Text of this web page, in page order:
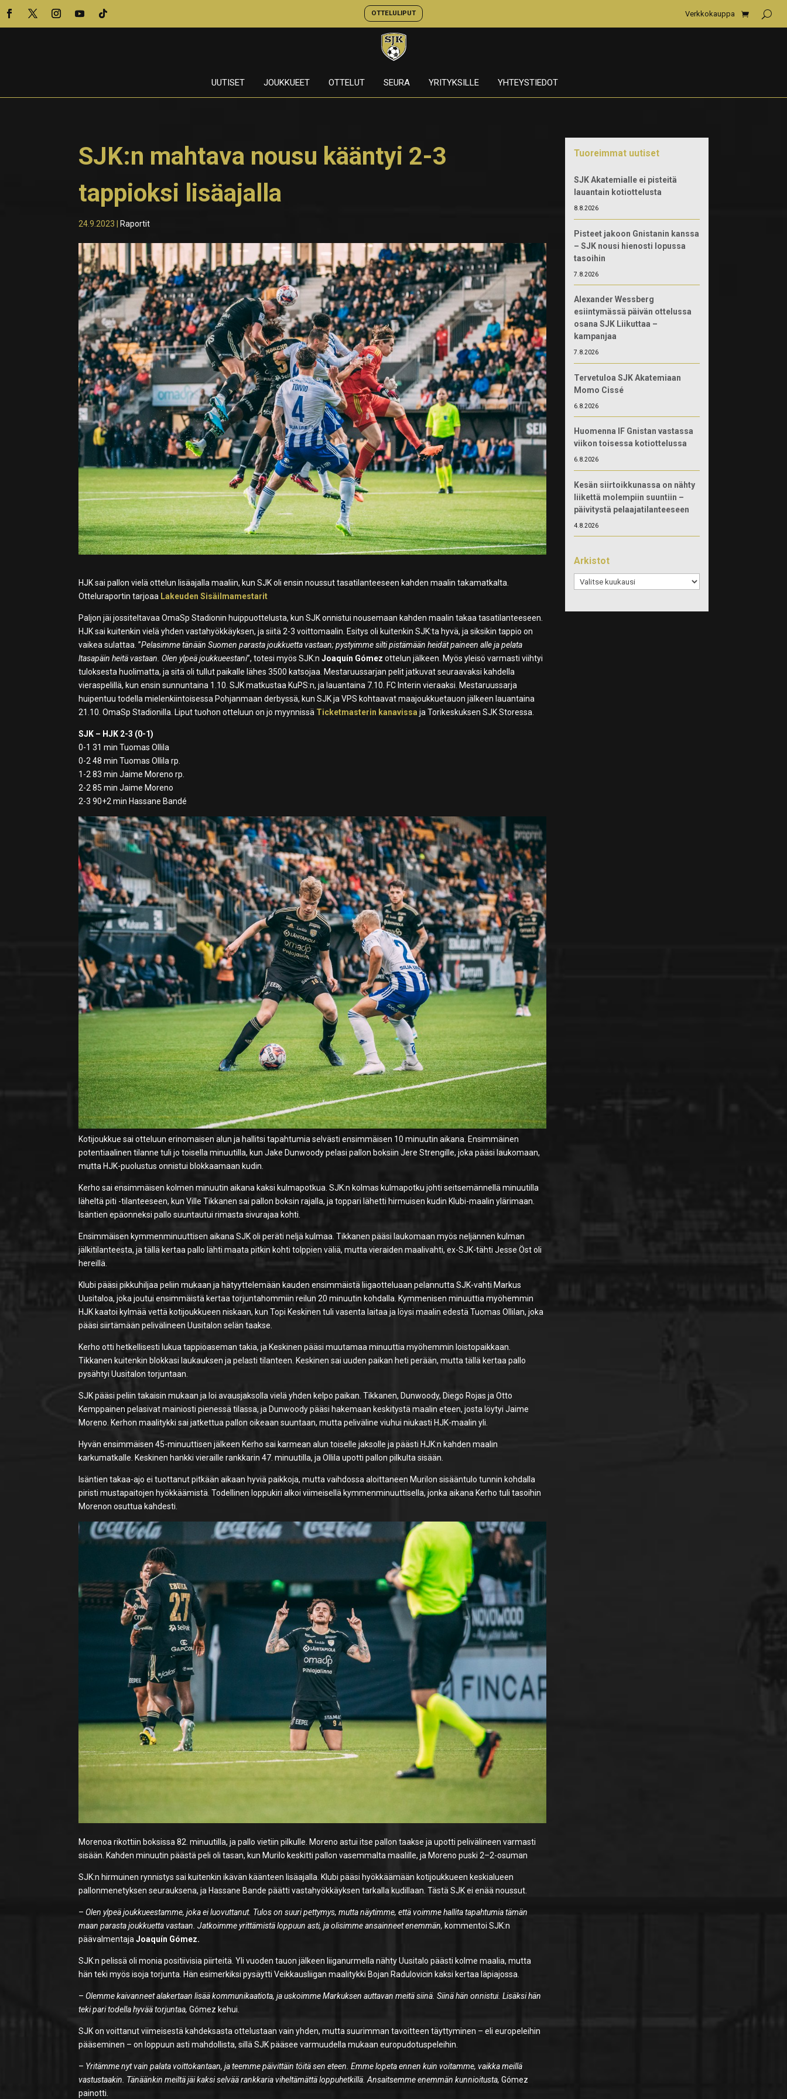
OTTELULIPUT Verkkokauppa
UUTISET JOUKKUEET OTTELUT SEURA YRITYKSILLE YHTEYSTIEDOT
SJK:n mahtava nousu kääntyi 2-3
tappioksi lisäajalla
24.9.2023 Raportit
HJK sai pallon vielä ottelun lisäajalla maaliin, kun SJK oli ensin noussut tasatilanteeseen kahden maalin takamatkalta.
Otteluraportin tarjoaa Lakeuden Sisäilmamestarit
Paljon jäi jossiteltavaa OmaSp Stadionin huippuottelusta, kun SJK onnistui nousemaan kahden maalin takaa tasatilanteeseen.
HJK sai kuitenkin vielä yhden vastahyökkäyksen, ja siitä 2-3 voittomaalin. Esitys oli kuitenkin SJK:ta hyvä, ja siksikin tappio on
vaikea sulattaa. ”Pelasimme tänään Suomen parasta joukkuetta vastaan; pystyimme silti pistämään heidät paineen alle ja pelata
ltasapäin heitä vastaan. Olen ylpeä joukkueestani”, totesi myös SJK:nJoaquín Gómez ottelun jälkeen. Myös yleisö varmasti viihtyi
tuloksesta huolimatta, ja sitä oli tullut paikalle lähes 3500 katsojaa. Mestaruussarjan pelit jatkuvat seuraavaksi kahdella
vieraspelillä, kun ensin sunnuntaina 1.10. SJK matkustaa KuPS:n, ja lauantaina 7.10. FC Interin vieraaksi. Mestaruussarja
huipentuu todella mielenkiintoisessa Pohjanmaan derbyssä, kun SJK ja VPS kohtaavat maajoukkuetauon jälkeen lauantaina
21.10. OmaSp Stadionilla. Liput tuohon otteluun on jo myynnissä Ticketmasterin kanavissa ja Torikeskuksen SJK Storessa.
SJK – HJK 2-3 (0-1)
0-1 31 min Tuomas Ollila
0-2 48 min Tuomas Ollila rp.
1-2 83 min Jaime Moreno rp.
2-2 85 min Jaime Moreno
2-3 90+2 min Hassane Bandé
Kotijoukkue sai otteluun erinomaisen alun ja hallitsi tapahtumia selvästi ensimmäisen 10 minuutin aikana. Ensimmäinen
potentiaalinen tilanne tuli jo toisella minuutilla, kun Jake Dunwoody pelasi pallon boksiin Jere Strengille, joka pääsi laukomaan,
mutta HJK-puolustus onnistui blokkaamaan kudin.
Kerho sai ensimmäisen kolmen minuutin aikana kaksi kulmapotkua. SJK:n kolmas kulmapotku johti seitsemännellä minuutilla
läheltä piti -tilanteeseen, kun Ville Tikkanen sai pallon boksin rajalla, ja toppari lähetti hirmuisen kudin Klubi-maalin ylärimaan.
Isäntien epäonneksi pallo suuntautui rimasta sivurajaa kohti.
Ensimmäisen kymmenminuuttisen aikana SJK oli peräti neljä kulmaa. Tikkanen pääsi laukomaan myös neljännen kulman
jälkitilanteesta, ja tällä kertaa pallo lähti maata pitkin kohti tolppien väliä, mutta vieraiden maalivahti, ex-SJK-tähti Jesse Öst oli
hereillä.
Klubi pääsi pikkuhiljaa peliin mukaan ja hätyyttelemään kauden ensimmäistä liigaotteluaan pelannutta SJK-vahti Markus
Uusitaloa, joka joutui ensimmäistä kertaa torjuntahommiin reilun 20 minuutin kohdalla. Kymmenisen minuuttia myöhemmin
HJK kaatoi kylmää vettä kotijoukkueen niskaan, kun Topi Keskinen tuli vasenta laitaa ja löysi maalin edestä Tuomas Ollilan, joka
pääsi siirtämään pelivälineen Uusitalon selän taakse.
Kerho otti hetkellisesti lukua tappioaseman takia, ja Keskinen pääsi muutamaa minuuttia myöhemmin loistopaikkaan.
Tikkanen kuitenkin blokkasi laukauksen ja pelasti tilanteen. Keskinen sai uuden paikan heti perään, mutta tällä kertaa pallo
pysähtyi Uusitalon torjuntaan.
SJK pääsi peliin takaisin mukaan ja loi avausjaksolla vielä yhden kelpo paikan. Tikkanen, Dunwoody, Diego Rojas ja Otto
Kemppainen pelasivat mainiosti pienessä tilassa, ja Dunwoody pääsi hakemaan keskitystä maalin eteen, josta löytyi Jaime
Moreno. Kerhon maalitykki sai jatkettua pallon oikeaan suuntaan, mutta peliväline viuhui niukasti HJK-maalin yli.
Hyvän ensimmäisen 45-minuuttisen jälkeen Kerho sai karmean alun toiselle jaksolle ja päästi HJK:n kahden maalin
karkumatkalle. Keskinen hankki vieraille rankkarin 47. minuutilla, ja Ollila upotti pallon pilkulta sisään.
Isäntien takaa-ajo ei tuottanut pitkään aikaan hyviä paikkoja, mutta vaihdossa aloittaneen Murilon sisääntulo tunnin kohdalla
piristi mustapaitojen hyökkäämistä. Todellinen loppukiri alkoi viimeisellä kymmenminuuttisella, jonka aikana Kerho tuli tasoihin
Morenon osuttua kahdesti.
Morenoa rikottiin boksissa 82. minuutilla, ja pallo vietiin pilkulle. Moreno astui itse pallon taakse ja upotti pelivälineen varmasti
sisään. Kahden minuutin päästä peli oli tasan, kun Murilo keskitti pallon vasemmalta maalille, ja Moreno puski 2–2-osuman
SJK:n hirmuinen rynnistys sai kuitenkin ikävän käänteen lisäajalla. Klubi pääsi hyökkäämään kotijoukkueen keskialueen
pallonmenetyksen seurauksena, ja Hassane Bande päätti vastahyökkäyksen tarkalla kudillaan. Tästä SJK ei enää noussut.
–Olen ylpeä joukkueestamme, joka ei luovuttanut. Tulos on suuri pettymys, mutta näytimme, että voimme hallita tapahtumia tämän
maan parasta joukkuetta vastaan. Jatkoimme yrittämistä loppuun asti, ja olisimme ansainneet enemmän, kommentoi SJK:n
päävalmentajaJoaquín Gómez.
SJK:n pelissä oli monia positiivisia piirteitä. Yli vuoden tauon jälkeen liiganurmella nähty Uusitalo päästi kolme maalia, mutta
hän teki myös isoja torjunta. Hän esimerkiksi pysäytti Veikkausliigan maalitykki Bojan Radulovicin kaksi kertaa läpiajossa.
–Olemme kaivanneet alakertaan lisää kommunikaatiota, ja uskoimme Markuksen auttavan meitä siinä. Siinä hän onnistui. Lisäksi hän
teki pari todella hyvää torjuntaa, Gómez kehui.
SJK on voittanut viimeisestä kahdeksasta ottelustaan vain yhden, mutta suurimman tavoitteen täyttyminen – eli europeleihin
pääseminen – on loppuun asti mahdollista, sillä SJK pääsee varmuudella mukaan europudotuspeleihin.
– Yritämme nyt vain palata voittokantaan, ja teemme päivittäin töitä sen eteen. Emme lopeta ennen kuin voitamme, vaikka meillä
vastustaakin. Tänäänkin meiltä jäi kaksi selvää rankkaria viheltämättä loppuhetkillä. Ansaitsemme enemmän kunnioitusta, Gómez
painotti.
Tuoreimmat uutiset
SJK Akatemialle ei pisteitä
lauantain kotiottelusta
8.8.2026
Pisteet jakoon Gnistanin kanssa
– SJK nousi hienosti lopussa
tasoihin
7.8.2026
Alexander Wessberg
esiintymässä päivän ottelussa
osana SJK Liikuttaa –
kampanjaa
7.8.2026
Tervetuloa SJK Akatemiaan
Momo Cissé
6.8.2026
Huomenna IF Gnistan vastassa
viikon toisessa kotiottelussa
6.8.2026
Kesän siirtoikkunassa on nähty
liikettä molempiin suuntiin –
päivitystä pelaajatilanteeseen
4.8.2026
Arkistot
Arkistot